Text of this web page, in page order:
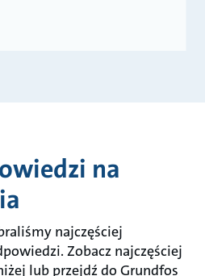
na
najczęściej
Zobacz najczęściej
lub przejdź do Grundfos